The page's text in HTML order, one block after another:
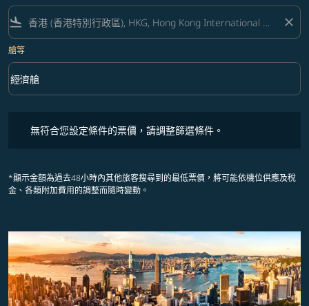
flight_land close
艙等
艙等 option 經濟艙 Selected
經濟艙
keyboard_arrow_down
無符合您設定條件的票價，請調整篩選條件。
*顯示金額為過去48小時內其他旅客搜尋到的最低票價，將可能依機位供應及稅
金、各類附加費用的調整而隨時變動。